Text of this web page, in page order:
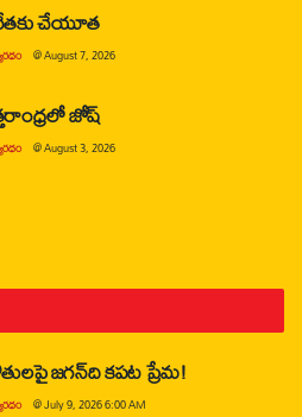
చేయూత
@August 7, 2026
జోష్
@August 3, 2026
జగన్‌ది కపట ప్రేమ!
@July 9, 2026 6:00 AM